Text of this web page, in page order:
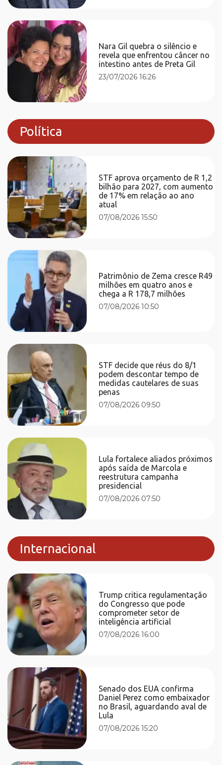
Nara Gil quebra o silêncio e
revela que enfrentou câncer no
intestino antes de Preta Gil
23/07/2026 16:26
Política
STF aprova orçamento de R 1,2
bilhão para 2027, com aumento
de 17% em relação ao ano
atual
07/08/2026 15:50
Patrimônio de Zema cresce R49
milhões em quatro anos e
chega a R 178,7 milhões
07/08/2026 10:50
STF decide que réus do 8/1
podem descontar tempo de
medidas cautelares de suas
penas
07/08/2026 09:50
Lula fortalece aliados próximos
após saída de Marcola e
reestrutura campanha
presidencial
07/08/2026 07:50
Internacional
Trump critica regulamentação
do Congresso que pode
comprometer setor de
inteligência artificial
07/08/2026 16:00
Senado dos EUA confirma
Daniel Perez como embaixador
no Brasil, aguardando aval de
Lula
07/08/2026 15:20